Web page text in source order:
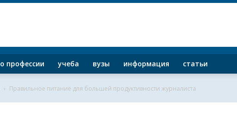
о профессии учеба вузы информация статьи
Правильное питание для большей продуктивности журналиста